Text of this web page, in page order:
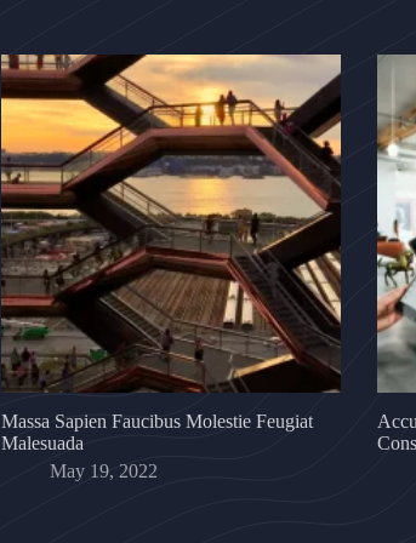
Massa Sapien Faucibus Molestie Feugiat
Malesuada
May 19, 2022